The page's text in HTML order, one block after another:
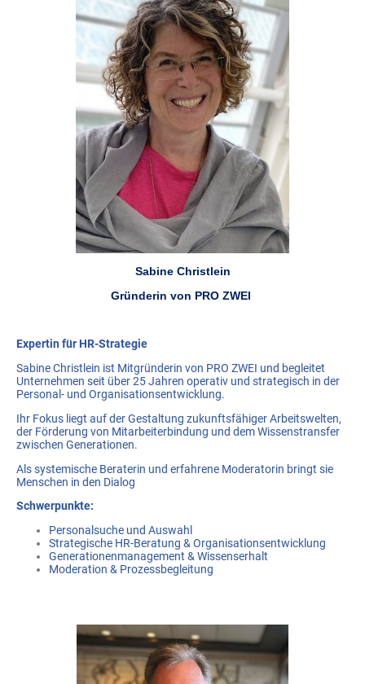
Sabine Christlein
Gründerin von PRO ZWEI
Expertin für HR-Strategie
Sabine Christlein ist Mitgründerin von PRO ZWEI und begleitet
Unternehmen seit über 25 Jahren operativ und strategisch in der
Personal- und Organisationsentwicklung.
Ihr Fokus liegt auf der Gestaltung zukunftsfähiger Arbeitswelten,
der Förderung von Mitarbeiterbindung und dem Wissenstransfer
zwischen Generationen.
Als systemische Beraterin und erfahrene Moderatorin bringt sie
Menschen in den Dialog
Schwerpunkte:
Personalsuche und Auswahl
Strategische HR-Beratung & Organisationsentwicklung
Generationenmanagement & Wissenserhalt
Moderation & Prozessbegleitung